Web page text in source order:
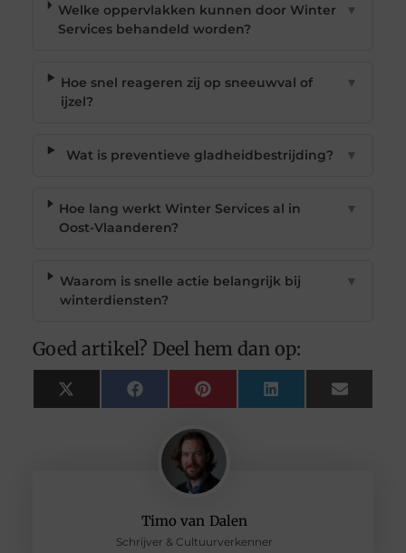
Timo van Dalen
Schrijver & Cultuurverkenner
Welke oppervlakken kunnen door Winter
Services behandeld worden?
▼
Hoe snel reageren zij op sneeuwval of
ijzel?
▼
Wat is preventieve gladheidbestrijding? ▼
Hoe lang werkt Winter Services al in
Oost-Vlaanderen?
▼
Waarom is snelle actie belangrijk bij
winterdiensten?
▼
Goed artikel? Deel hem dan op:
X
(Twitter)
FacebookPinterest LinkedIn Email